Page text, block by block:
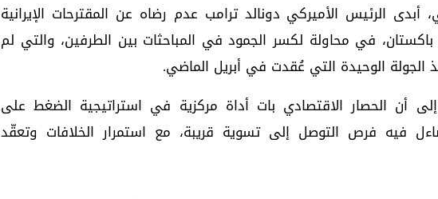
الرئيس الأميركي دونالد ترامب عدم رضاه عن المقترحات الإيرانية
في محاولة لكسر الجمود في المباحثات بين الطرفين، والتي لم
الوحيدة التي عُقدت في أبريل الماضي.
أن الحصار الاقتصادي بات أداة مركزية في استراتيجية الضغط على
فيه فرص التوصل إلى تسوية قريبة، مع استمرار الخلافات وتعقّد